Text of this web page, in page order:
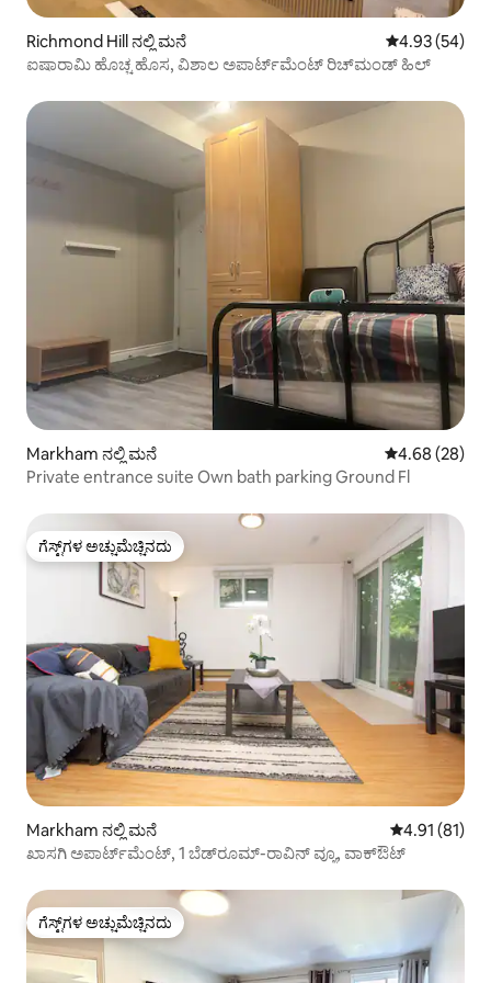
Richmond Hill ನಲ್ಲಿ ಮನೆ 5 ರಲ್ಲಿ 4.93
4.93 (54)
ಐಷಾರಾಮಿ ಹೊಚ್ಚ ಹೊಸ, ವಿಶಾಲ ಅಪಾರ್ಟ್‌ಮೆಂಟ್ ರಿಚ್‌ಮಂಡ್ ಹಿಲ್
Markham ನಲ್ಲಿ ಮನೆ 5 ರಲ್ಲಿ 4.68
4.68 (28)
Private entrance suite Own bath parking Ground Fl
ಗೆಸ್ಟ್‌ಗಳ ಅಚ್ಚುಮೆಚ್ಚಿನದು
ಗೆಸ್ಟ್‌ಗಳ ಅಚ್ಚುಮೆಚ್ಚಿನದು
Markham ನಲ್ಲಿ ಮನೆ 5 ರಲ್ಲಿ 4.91
4.91 (81)
ಖಾಸಗಿ ಅಪಾರ್ಟ್‌ಮೆಂಟ್, 1 ಬೆಡ್‌ರೂಮ್-ರಾವಿನ್ ವ್ಯೂ, ವಾಕ್‌ಔಟ್
ಗೆಸ್ಟ್‌ಗಳ ಅಚ್ಚುಮೆಚ್ಚಿನದು
ಗೆಸ್ಟ್‌ಗಳ ಅಚ್ಚುಮೆಚ್ಚಿನದು